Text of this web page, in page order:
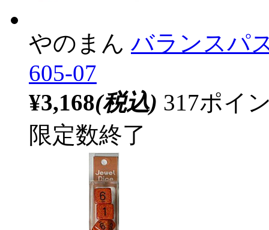
やのまん バランスパ
605-07
¥3,168(税込) 317ポイ
限定数終了